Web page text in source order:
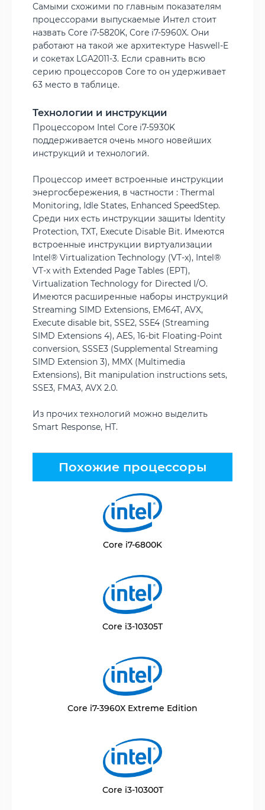
Самыми схожими по главным показателям
процессорами выпускаемые Интел стоит
назвать Core i7-5820K, Core i7-5960X. Они
работают на такой же архитектуре Haswell-E
и сокетах LGA2011-3. Если сравнить всю
серию процессоров Core то он удерживает
63 место в таблице.
Технологии и инструкции
Процессором Intel Core i7-5930K
поддерживается очень много новейших
инструкций и технологий.
Процессор имеет встроенные инструкции
энергосбережения, в частности : Thermal
Monitoring, Idle States, Enhanced SpeedStep.
Среди них есть инструкции защиты Identity
Protection, TXT, Execute Disable Bit. Имеются
встроенные инструкции виртуализации
Intel® Virtualization Technology (VT-x), Intel®
VT-x with Extended Page Tables (EPT),
Virtualization Technology for Directed I/O.
Имеются расширенные наборы инструкций
Streaming SIMD Extensions, EM64T, AVX,
Execute disable bit, SSE2, SSE4 (Streaming
SIMD Extensions 4), AES, 16-bit Floating-Point
conversion, SSSE3 (Supplemental Streaming
SIMD Extension 3), MMX (Multimedia
Extensions), Bit manipulation instructions sets,
SSE3, FMA3, AVX 2.0.
Из прочих технологий можно выделить
Smart Response, HT.
Похожие процессоры
Core i7-6800K
Core i3-10305T
Core i7-3960X Extreme Edition
Core i3-10300T